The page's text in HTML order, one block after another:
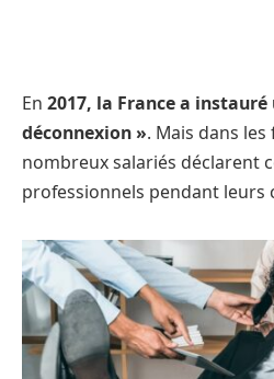
En 2017, la France a
déconnexion ». Mais dans
nombreux salariés déclarent
professionnels pendant leurs